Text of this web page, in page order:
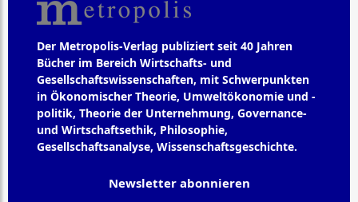
Der Metropolis-Verlag publiziert seit 40 Jahren
Bücher im Bereich Wirtschafts- und
Gesellschaftswissenschaften, mit Schwerpunkten
in Ökonomischer Theorie, Umweltökonomie und -
politik, Theorie der Unternehmung, Governance-
und Wirtschaftsethik, Philosophie,
Gesellschaftsanalyse, Wissenschaftsgeschichte.
Newsletter abonnieren